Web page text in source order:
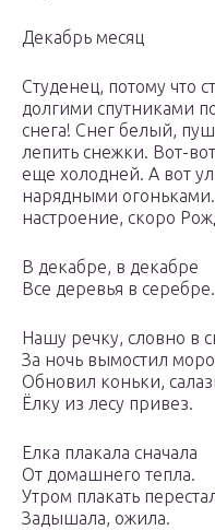
Декабрь месяц
Студенец, потому что
долгими спутниками
снега! Снег белый,
лепить снежки. Вот-
еще холодней. А вот
нарядными
настроение, скоро
В декабре, в декабре
Все деревья в серебре.
Нашу речку, словно в
За ночь вымостил
Обновил коньки,
Ёлку из лесу привез.
Елка плакала сначала
От домашнего тепла.
Утром плакать
Задышала, ожила.